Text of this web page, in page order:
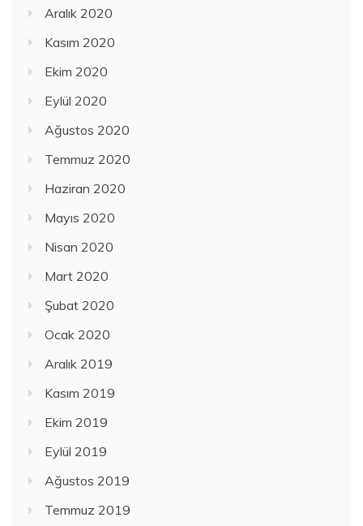
Aralık 2020
Kasım 2020
Ekim 2020
Eylül 2020
Ağustos 2020
Temmuz 2020
Haziran 2020
Mayıs 2020
Nisan 2020
Mart 2020
Şubat 2020
Ocak 2020
Aralık 2019
Kasım 2019
Ekim 2019
Eylül 2019
Ağustos 2019
Temmuz 2019